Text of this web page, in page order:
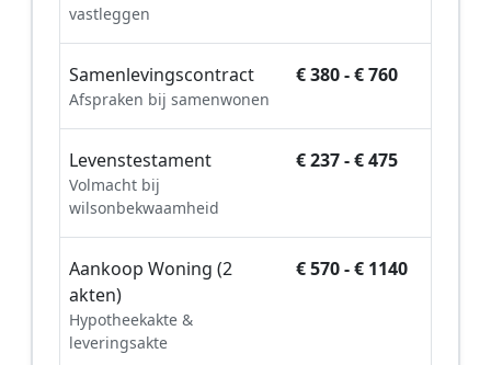
vastleggen
Samenlevingscontract
Afspraken bij samenwonen
€ 380 - € 760
Levenstestament
Volmacht bij
wilsonbekwaamheid
€ 237 - € 475
Aankoop Woning (2
akten)
Hypotheekakte &
leveringsakte
€ 570 - € 1140